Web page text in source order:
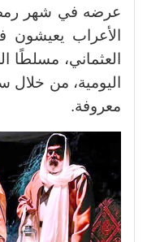
عرضه في شهر
الأعراب
العثماني، مسلطًا
اليومية، من خلال
معروفة.